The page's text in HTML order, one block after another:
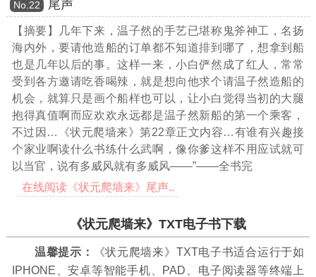
Νο.22 尾声
【摘要】几年下来，温子然的手艺已堪称鬼斧神工，名扬
海内外，要请他造船的订单都不知道排到哪了，想拿到船
也是几年以后的事。这样一来，小白俨然成了红人，常常
受到各方邀请吃香喝辣，就是想向他求个请温子然造船的
机会，就算只是画个船样也可以，让小白觉得当初的大腿
抱得真值啊而应欢欢永远都是温子然新船的第一个乘客，
不过因 …《状元爬墙来》第22章正文内容…有谁有兴趣接
个家业啊读什么书练什么武啊，像你爹这样不用应试就可
以当官，说有多威风就有多威风——”——全书完
在线阅读《状元爬墙来》尾声..
《状元爬墙来》TXT电子书下载
温馨提示：
《状元爬墙来》TXT电子书适合运行于如
IPHONE、安卓等智能手机、PAD、电子阅读器等终端上